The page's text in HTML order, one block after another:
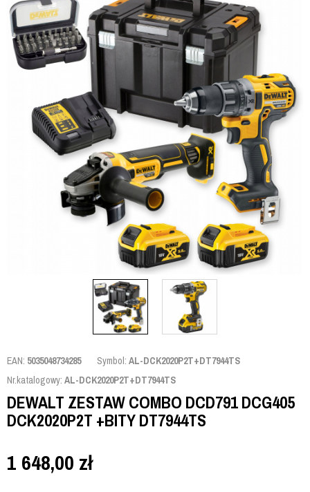
EAN: 5035048734285 Symbol: AL-DCK2020P2T+DT7944TS
Nr.katalogowy: AL-DCK2020P2T+DT7944TS
DEWALT ZESTAW COMBO DCD791 DCG405
DCK2020P2T +BITY DT7944TS
1 648,00 zł